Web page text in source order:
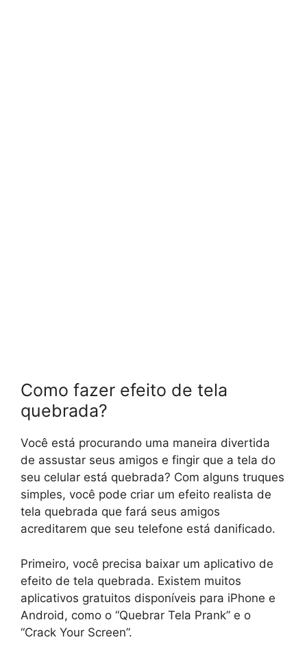
Como fazer efeito de tela
quebrada?
Você está procurando uma maneira divertida
de assustar seus amigos e fingir que a tela do
seu celular está quebrada? Com alguns truques
simples, você pode criar um efeito realista de
tela quebrada que fará seus amigos
acreditarem que seu telefone está danificado.
Primeiro, você precisa baixar um aplicativo de
efeito de tela quebrada. Existem muitos
aplicativos gratuitos disponíveis para iPhone e
Android, como o “Quebrar Tela Prank” e o
“Crack Your Screen”.